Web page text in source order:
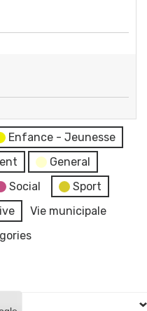
Enfance - Jeunesse
General
Social
Sport
Vie municipale